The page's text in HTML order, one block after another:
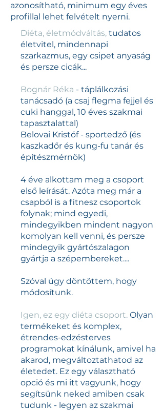
azonosítható, minimum egy éves
profillal lehet felvételt nyerni.
Diéta, életmódváltás, tudatos
életvitel, mindennapi
szarkazmus, egy csipet anyaság
és persze cicák...
Bognár Réka - táplálkozási
tanácsadó (a csaj flegma fejjel és
cuki hanggal, 10 éves szakmai
tapasztalattal)
Belovai Kristóf - sportedző (és
kaszkadőr és kung-fu tanár és
építészmérnök)
4 éve alkottam meg a csoport
első leírását. Azóta meg már a
csapból is a fitnesz csoportok
folynak; mind egyedi,
mindegyikben mindent nagyon
komolyan kell venni, és persze
mindegyik gyártószalagon
gyártja a szépembereket....
Szóval úgy döntöttem, hogy
módosítunk.
Igen, ez egy diéta csoport. Olyan
termékeket és komplex,
étrendes-edzésterves
programokat kínálunk, amivel ha
akarod, megváltoztathatod az
életedet. Ez egy választható
opció és mi itt vagyunk, hogy
segítsünk neked amiben csak
tudunk - legyen az szakmai